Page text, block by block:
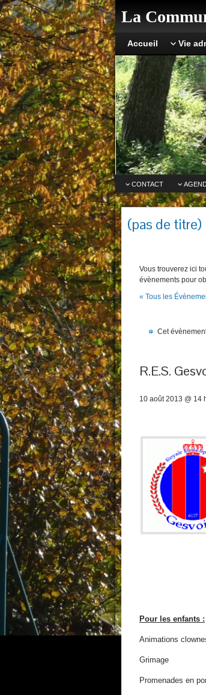
La
Accueil Vie
CONTACT
(pas de titre)
Vous trouverez ici
évènements pour
« Tous les
Cet
R.E.S.
10 août 2013 @ 14
Pour les enfants :
Animations
Grimage
Promenades en